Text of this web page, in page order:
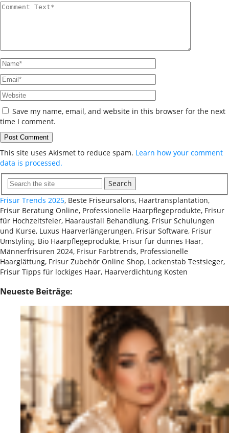
Save my name, email, and website in this browser for the next
time I comment.
This site uses Akismet to reduce spam. Learn how your comment
data is processed.
Search
Frisur Trends 2025, Beste Friseursalons, Haartransplantation,
Frisur Beratung Online, Professionelle Haarpflegeprodukte, Frisur
für Hochzeitsfeier, Haarausfall Behandlung, Frisur Schulungen
und Kurse, Luxus Haarverlängerungen, Frisur Software, Frisur
Umstyling, Bio Haarpflegeprodukte, Frisur für dünnes Haar,
Männerfrisuren 2024, Frisur Farbtrends, Professionelle
Haarglättung, Frisur Zubehör Online Shop, Lockenstab Testsieger,
Frisur Tipps für lockiges Haar, Haarverdichtung Kosten
Neueste Beiträge: